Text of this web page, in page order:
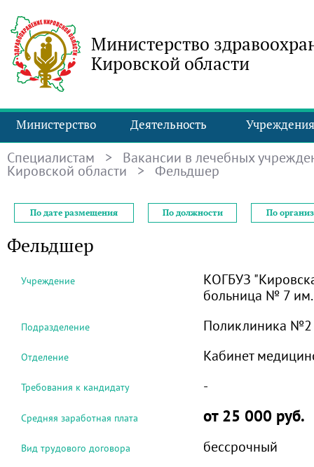
Министерство
Кировской области
Министерство Деятельность Учреждения
Специалистам > Вакансии в лечебных
Кировской области > Фельдшер
По дате размещения По должности По
Фельдшер
Учреждение
КОГБУЗ
больница № 7
Подразделение Поликлиника №2
Отделение Кабинет
Требования к кандидату -
Средняя заработная плата от 25 000 руб.
Вид трудового договора бессрочный